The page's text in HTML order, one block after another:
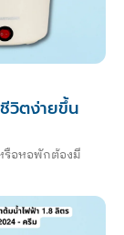
วิตง่ายขึ้น
รือหอพักต้องมี